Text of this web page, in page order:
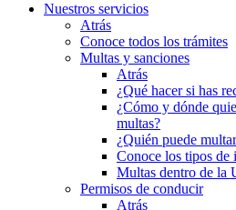
Nuestros servicios
Atrás
Conoce todos los trámites
Multas y sanciones
Atrás
¿Qué hacer si has
¿Cómo y dónde
multas?
¿Quién puede
Conoce los tipos de
Multas dentro de la
Permisos de conducir
Atrás